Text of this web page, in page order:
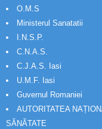
O.M.S
Ministerul Sanatatii
I.N.S.P.
C.N.A.S.
C.J.A.S. Iasi
U.M.F. Iasi
Guvernul Romaniei
AUTORITATEA
SĂNĂTATE